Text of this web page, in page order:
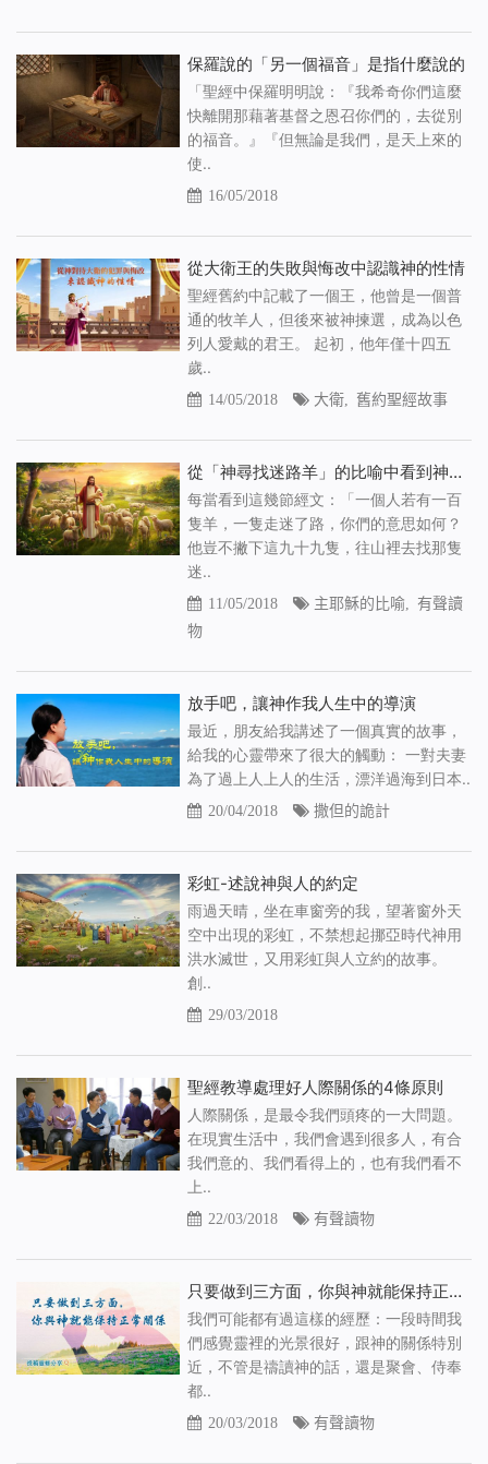
保羅說的「另一個福音」是指什麼說的
「聖經中保羅明明說：『我希奇你們這麼
快離開那藉著基督之恩召你們的，去從別
的福音。』『但無論是我們，是天上來的
使..
16/05/2018
從大衛王的失敗與悔改中認識神的性情
聖經舊約中記載了一個王，他曾是一個普
通的牧羊人，但後來被神揀選，成為以色
列人愛戴的君王。 起初，他年僅十四五
歲..
14/05/2018 大衛, 舊約聖經故事
從「神尋找迷路羊」的比喻中看到神對人類的愛惜（有聲讀物）
每當看到這幾節經文：「一個人若有一百
隻羊，一隻走迷了路，你們的意思如何？
他豈不撇下這九十九隻，往山裡去找那隻
迷..
11/05/2018 主耶穌的比喻
有聲讀
物
放手吧，讓神作我人生中的導演
最近，朋友給我講述了一個真實的故事，
給我的心靈帶來了很大的觸動： 一對夫妻
為了過上人上人的生活，漂洋過海到日本..
20/04/2018 撒但的詭計
彩虹-述說神與人的約定
雨過天晴，坐在車窗旁的我，望著窗外天
空中出現的彩虹，不禁想起挪亞時代神用
洪水滅世，又用彩虹與人立約的故事。
創..
29/03/2018
聖經教導處理好人際關係的4條原則
人際關係，是最令我們頭疼的一大問題。
在現實生活中，我們會遇到很多人，有合
我們意的、我們看得上的，也有我們看不
上..
22/03/2018 有聲讀物
只要做到三方面，你與神就能保持正常關係（有聲讀物）
我們可能都有過這樣的經歷：一段時間我
們感覺靈裡的光景很好，跟神的關係特別
近，不管是禱讀神的話，還是聚會、侍奉
都..
20/03/2018 有聲讀物